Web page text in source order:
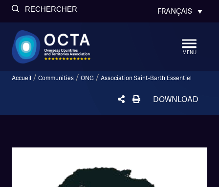
RECHERCHER FRANÇAIS
MENU
Accueil / Communities / ONG / Association Saint-Barth Essentiel
DOWNLOAD